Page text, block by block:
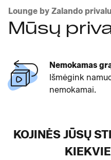
Lounge by Zalando
Mūsų
Mokėjimas
Užsisakykite
gausite prekes
KOJINĖS JŪSŲ